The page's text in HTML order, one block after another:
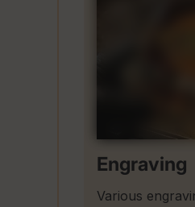
Engraving
Various